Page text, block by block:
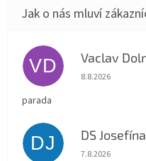
VD Vaclav
Hodnocení
8.8.2026
parada
DJ DS Josefína
Hodnocení
7.8.2026